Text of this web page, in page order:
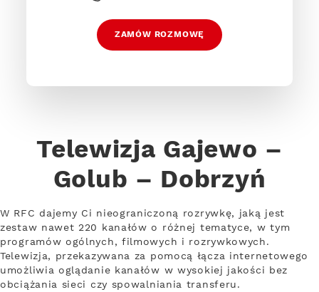
ZAMÓW ROZMOWĘ
Telewizja Gajewo –
Golub – Dobrzyń
W RFC dajemy Ci nieograniczoną rozrywkę, jaką jest
zestaw nawet 220 kanałów o różnej tematyce, w tym
programów ogólnych, filmowych i rozrywkowych.
Telewizja, przekazywana za pomocą łącza internetowego
umożliwia oglądanie kanałów w wysokiej jakości bez
obciążania sieci czy spowalniania transferu.